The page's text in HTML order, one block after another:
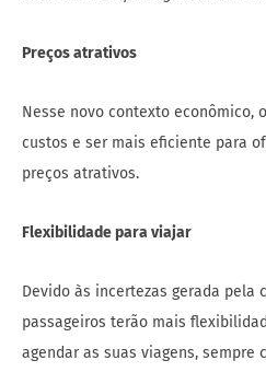
Preços atrativos
Nesse novo contexto econômico,
custos e ser mais eficiente para
preços atrativos.
Flexibilidade para viajar
Devido às incertezas gerada pela
passageiros terão mais
agendar as suas viagens, sempre